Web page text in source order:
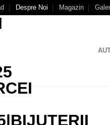
Despre Noi Magazin